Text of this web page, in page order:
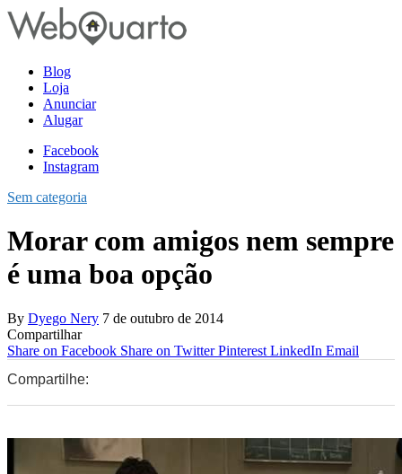
Blog
Loja
Anunciar
Alugar
Facebook
Instagram
Sem categoria
Morar com amigos nem sempre
é uma boa opção
By Dyego Nery 7 de outubro de 2014
Compartilhar
Share on Facebook Share on Twitter Pinterest LinkedIn Email
Compartilhe: